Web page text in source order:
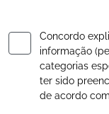
Concordo
informação
categorias
ter sido
de acordo